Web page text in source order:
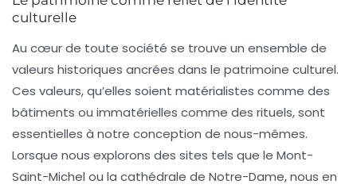
culturelle
Au cœur de toute société se trouve un ensemble de
valeurs historiques ancrées dans le patrimoine culturel.
Ces valeurs, qu’elles soient matérialistes comme des
bâtiments ou immatérielles comme des rituels, sont
essentielles à notre conception de nous-mêmes.
Lorsque nous explorons des sites tels que le Mont-
Saint-Michel ou la cathédrale de Notre-Dame, nous en